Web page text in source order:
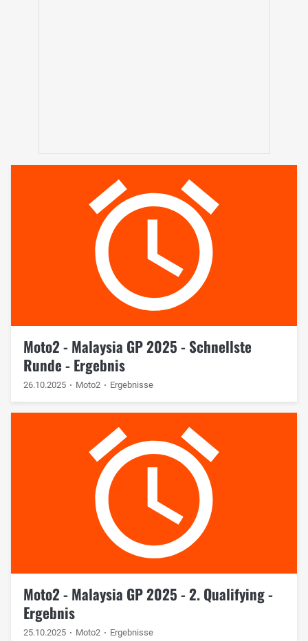
Moto2 - Malaysia GP 2025 - Schnellste
Runde - Ergebnis
26.10.2025 Moto2 Ergebnisse
Moto2 - Malaysia GP 2025 - 2. Qualifying -
Ergebnis
25.10.2025 Moto2 Ergebnisse